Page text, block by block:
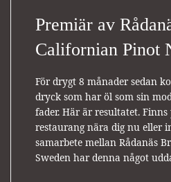
Premiär av
Californian Pinot
För drygt 8 månader sedan
dryck som har öl som sin
fader. Här är resultatet.
restaurang nära dig nu eller
samarbete mellan Rådanäs
Sweden har denna något